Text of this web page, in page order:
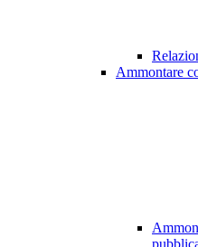
Ammontare